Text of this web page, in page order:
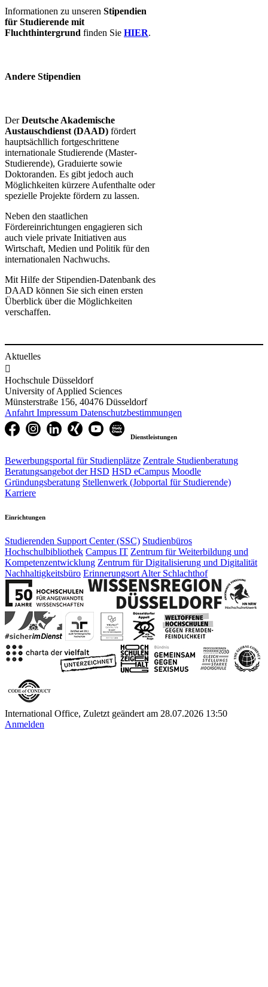
Informationen zu unseren Stipendien
für Studierende mit
Fluchthintergrund finden Sie HIER.
Andere Stipendien
DerDeutsche Akademische
Austauschdienst (DAAD) fördert
hauptsächllich fortgeschrittene
internationale Studierende (Master-
Studierende), Graduierte sowie
Doktoranden. Es gibt jedoch auch
Möglichkeiten kürzere Aufenthalte oder
spezielle Projekte fördern zu lassen.
Neben den staatlichen
Fördereinrichtungen engagieren sich
auch viele private Initiativen aus
Wirtschaft, Medien und Politik für den
internationalen Nachwuchs.​​​
Mit Hilfe der Stipendien-Datenbank des
D​AAD​ können Sie sich einen ersten
Überblick über die Möglichkeiten
verschaffen.
Aktuelles

Hochschule Düsseldorf
University of Applied Sciences
Münsterstraße 156, 40476 Düsseldorf
Anfahrt Impressum Datenschutzbestimmungen
Dienstleistungen
Bewerbungsportal für Studienplätze Zentrale Studienberatung
Beratungsangebot der HSD HSD eCampus Moodle
Gründungsberatung Stellenwerk (Jobportal für Studierende)
Karriere
Einrichtungen
Studierenden Support Center (SSC) Studienbüros
Hochschulbibliothek Campus IT Zentrum für Weiterbildung und
Kompetenzentwicklung Zentrum für Digitalisierung und Digitalität
Nachhaltigkeitsbüro Erinnerungsort Alter Schlachthof
International Office, Zuletzt geändert am 28.07.2026 13:50
Anmelden